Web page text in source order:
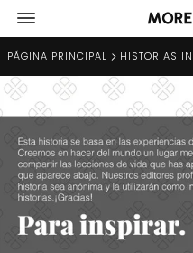
PÁGINA PRINCIPAL HISTORIAS